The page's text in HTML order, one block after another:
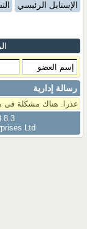
الإستايل الرئيسي
رسالة إدارية
عذرا. هناك مشكلة فى
Ltd.